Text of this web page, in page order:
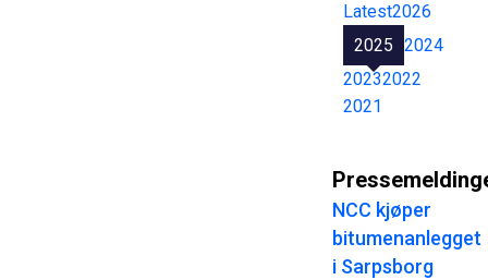
Latest2026
2025 2024
20232022
2021
NCC kjøper
bitumenanlegget
i Sarpsborg